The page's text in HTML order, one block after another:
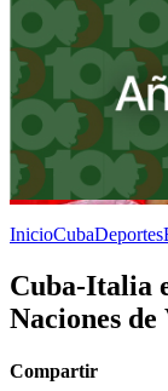
InicioCubaDeportes
Cuba-Italia
Naciones de
Compartir